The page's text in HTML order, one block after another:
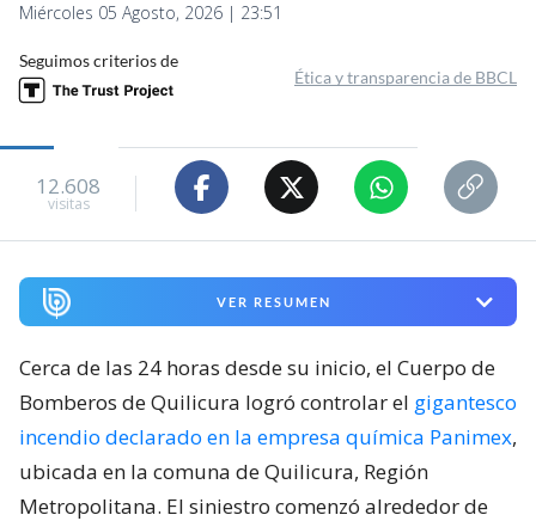
Miércoles 05 Agosto, 2026 | 23:51
Seguimos criterios de
Ética y transparencia de BBCL
12.608
visitas
VER RESUMEN
Cerca de las 24 horas desde su inicio, el Cuerpo de
Bomberos de Quilicura logró controlar el gigantesco
incendio declarado en la empresa química Panimex,
ubicada en la comuna de Quilicura, Región
Metropolitana. El siniestro comenzó alrededor de